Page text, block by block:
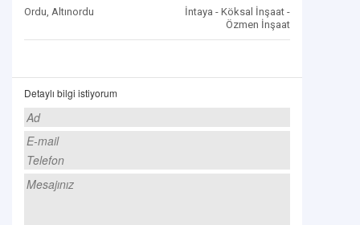
Ordu, Altınordu
İntaya - Köksal İnşaat -
Özmen İnşaat
Detaylı bilgi istiyorum